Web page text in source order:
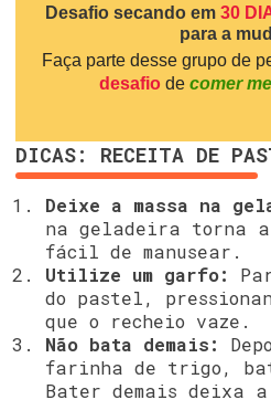
Desafio secando em 30
para a
Faça parte desse grupo de
desafio de comer
DICAS: RECEITA DE
Deixe a massa na
na geladeira torna a
fácil de manusear.
Utilize um garfo:
do pastel,
que o recheio vaze.
Não bata demais:
farinha de trigo,
Bater demais deixa a